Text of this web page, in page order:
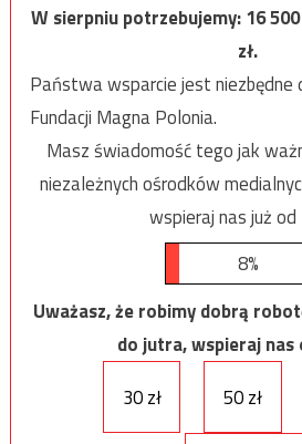
W sierpniu potrzebujemy:16 500
zł.
Państwa wsparcie jest niezbędne
Fundacji Magna Polonia.
Masz świadomość tego jak
niezależnych ośrodków
wspieraj nas już
8%
Uważasz, że robimy dobrą
do jutra, wspieraj nas
30 zł
50 zł